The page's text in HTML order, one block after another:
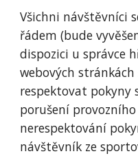
Všichni návštěvníci
řádem (bude
dispozici u správce
webových
respektovat pokyny
porušení
nerespektování
návštěvník ze